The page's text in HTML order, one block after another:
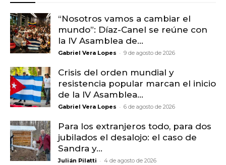
“Nosotros vamos a cambiar el
mundo”: Díaz-Canel se reúne con
la IV Asamblea de...
Gabriel Vera Lopes - 9 de agosto de 2026
Crisis del orden mundial y
resistencia popular marcan el inicio
de la IV Asamblea...
Gabriel Vera Lopes - 6 de agosto de 2026
Para los extranjeros todo, para dos
jubilados el desalojo: el caso de
Sandra y...
Julián Pilatti - 4 de agosto de 2026